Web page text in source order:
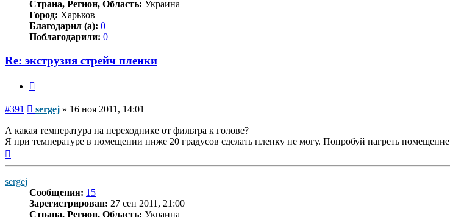
Страна, Регион, Область: Украина
Город: Харьков
Благодарил (а): 0
Поблагодарили: 0
Re: экструзия стрейч пленки
#391 Сообщение
sergej » 16 ноя 2011, 14:01
А какая температура на переходнике от фильтра к голове?
Я при температуре в помещении ниже 20 градусов сделать пленку не могу. Попробуй нагреть помещение
sergej
Сообщения: 15
Зарегистрирован: 27 сен 2011, 21:00
Страна, Регион, Область: Украина